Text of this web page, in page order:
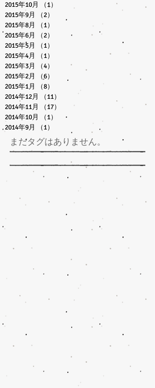
2016年6月（1）
1件の記事
2016年2月
（11）
11件の記事
2016年1月
（10）
2015年12月
（2）
2件の記事
2015年11月
（5）
2015年10月
（1）
2015年9月
（2）
2015年8月
（1）
1件の記事
2015年6月
（2）
2015年5月（1）1件の記事
2015年4月（1）1件の記事
2015年3月（4）
4件の記事
2015年2月
（6）
2015年1月 （8） 8件の記事
2014年12月（11）11件の記事
17件の記事
2014年10月
1件の記事
2014年9月
1件の記事
まだタグはありません。